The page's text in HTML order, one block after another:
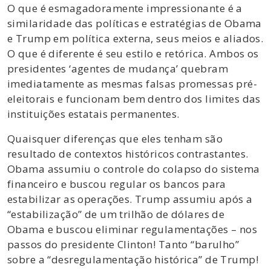
O que é esmagadoramente impressionante é a
similaridade das políticas e estratégias de Obama
e Trump em política externa, seus meios e aliados.
O que é diferente é seu estilo e retórica. Ambos os
presidentes ‘agentes de mudança’ quebram
imediatamente as mesmas falsas promessas pré-
eleitorais e funcionam bem dentro dos limites das
instituições estatais permanentes.
Quaisquer diferenças que eles tenham são
resultado de contextos históricos contrastantes.
Obama assumiu o controle do colapso do sistema
financeiro e buscou regular os bancos para
estabilizar as operações. Trump assumiu após a
“estabilização” de um trilhão de dólares de
Obama e buscou eliminar regulamentações – nos
passos do presidente Clinton! Tanto “barulho”
sobre a “desregulamentação histórica” ​​de Trump!